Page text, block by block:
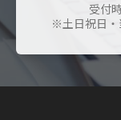
受付
※土日祝日・